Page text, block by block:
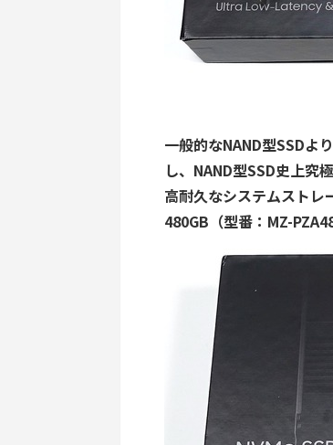
一般的なNAND型SSDよ
し、NAND型SSD史上究
高耐久なシステムスト
480GB（型番：MZ-